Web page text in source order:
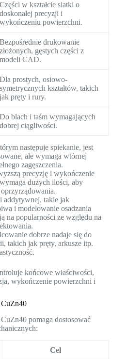
Części w kształcie siatki o
doskonałej precyzji i
wykończeniu powierzchni.
Bezpośrednie drukowanie
złożonych, gęstych części z
modeli CAD.
Dla prostych, osiowo-
symetrycznych kształtów, takich
jak pręty i rury.
Do blach i taśm wymagających
dobrej ciągliwości.
następuje spiekanie, jest
ale wymaga wtórnej
zagęszczenia.
precyzję i wykończenie
dużych ilości, aby
addytywnej, takie jak
i modelowanie osadzania
na popularności ze względu na
dobrze nadaje się do
takich jak pręty, arkusze itp.
końcowe właściwości,
wykończenie powierzchni i
CuZn40
pomaga dostosować
Cel